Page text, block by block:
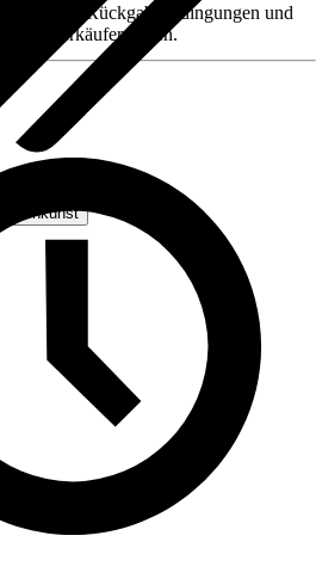
wie z. B. Rückgabebedingungen und
den Verkäufernamen.